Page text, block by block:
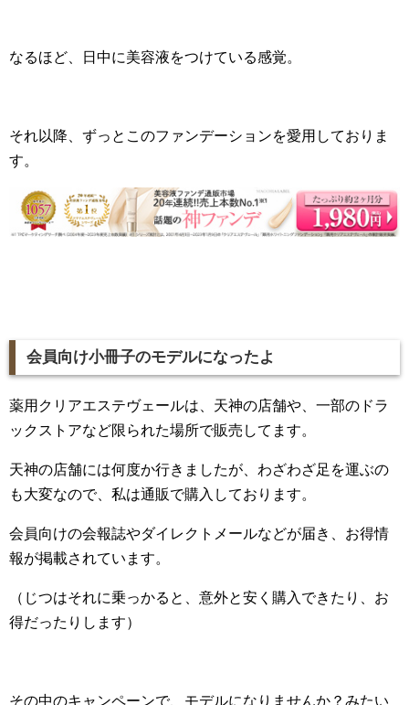
なるほど、日中に美容液をつけている感覚。
それ以降、ずっとこのファンデーションを愛用しておりま
す。
会員向け小冊子のモデルになったよ
薬用クリアエステヴェールは、天神の店舗や、一部のドラ
ックストアなど限られた場所で販売してます。
天神の店舗には何度か行きましたが、わざわざ足を運ぶの
も大変なので、私は通販で購入しております。
会員向けの会報誌やダイレクトメールなどが届き、お得情
報が掲載されています。
（じつはそれに乗っかると、意外と安く購入できたり、お
得だったりします）
その中のキャンペーンで、モデルになりませんか？みたい